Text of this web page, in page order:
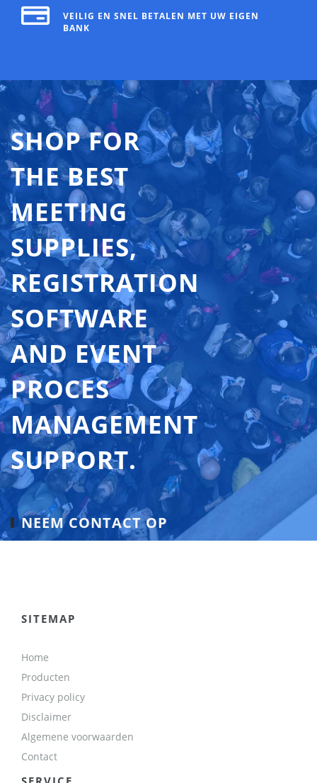
VEILIG EN SNEL BETALEN MET UW EIGEN
BANK
SHOP FOR
THE BEST
MEETING
SUPPLIES,
REGISTRATION
SOFTWARE
AND EVENT
PROCES
MANAGEMENT
SUPPORT.
NEEM CONTACT OP
SITEMAP
Home
Producten
Privacy policy
Disclaimer
Algemene voorwaarden
Contact